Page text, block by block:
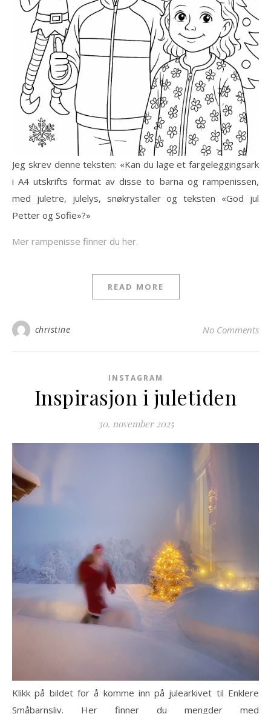
Jeg skrev denne teksten: «Kan du lage et fargeleggingsark
i A4 utskrifts format av disse to barna og rampenissen,
med juletre, julelys, snøkrystaller og teksten «God jul
Petter og Sofie»?»
Mer rampenisse finner du her.
READ MORE
christine No Comments
INSTAGRAM
Inspirasjon i juletiden
30. november 2025
Klikk på bildet for å komme inn på julearkivet til Enklere
Småbarnsliv. Her finner du mengder med